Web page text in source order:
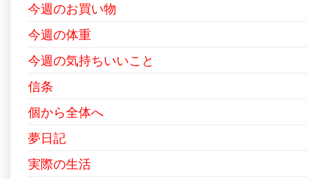
今週のお買い物
今週の体重
今週の気持ちいいこと
信条
個から全体へ
夢日記
実際の生活